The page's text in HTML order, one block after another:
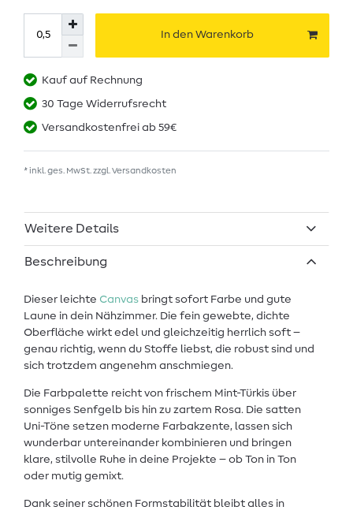
In den Warenkorb
Kauf auf Rechnung
30 Tage Widerrufsrecht
Versandkostenfrei ab 59€
* inkl. ges. MwSt. zzgl. Versandkosten
Weitere Details
Beschreibung
Dieser leichte Canvas bringt sofort Farbe und gute
Laune in dein Nähzimmer. Die fein gewebte, dichte
Oberfläche wirkt edel und gleichzeitig herrlich soft –
genau richtig, wenn du Stoffe liebst, die robust sind und
sich trotzdem angenehm anschmiegen.
Die Farbpalette reicht von frischem Mint-Türkis über
sonniges Senfgelb bis hin zu zartem Rosa. Die satten
Uni-Töne setzen moderne Farbakzente, lassen sich
wunderbar untereinander kombinieren und bringen
klare, stilvolle Ruhe in deine Projekte – ob Ton in Ton
oder mutig gemixt.
Dank seiner schönen Formstabilität bleibt alles in